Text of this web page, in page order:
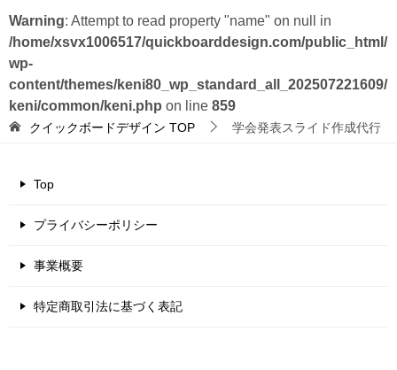
Warning: Attempt to read property "name" on null in
/home/xsvx1006517/quickboarddesign.com/public_html/
wp-
content/themes/keni80_wp_standard_all_202507221609/
keni/common/keni.php on line 859
クイックボードデザイン TOP 学会発表スライド作成代行
Top
プライバシーポリシー
事業概要
特定商取引法に基づく表記